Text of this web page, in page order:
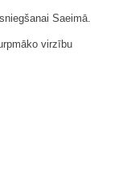
Saeimā.
virzību